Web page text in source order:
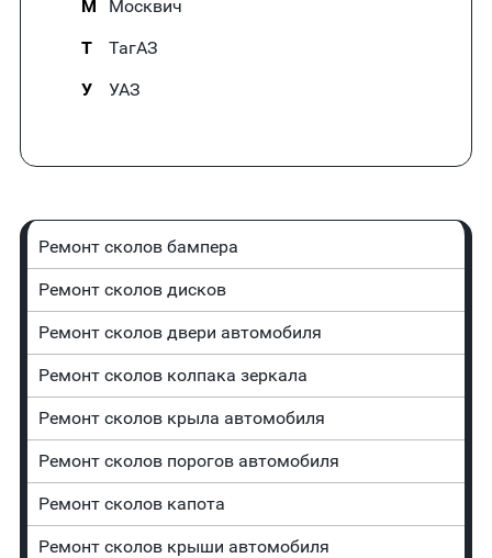
М
Москвич
Т
ТагАЗ
У
УАЗ
Ремонт сколов бампера
Ремонт сколов дисков
Ремонт сколов двери автомобиля
Ремонт сколов колпака зеркала
Ремонт сколов крыла автомобиля
Ремонт сколов порогов автомобиля
Ремонт сколов капота
Ремонт сколов крыши автомобиля